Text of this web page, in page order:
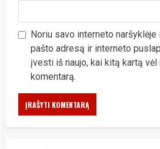
Noriu savo interneto naršyklėje
pašto adresą ir interneto
įvesti iš naujo, kai kitą kartą
komentarą.